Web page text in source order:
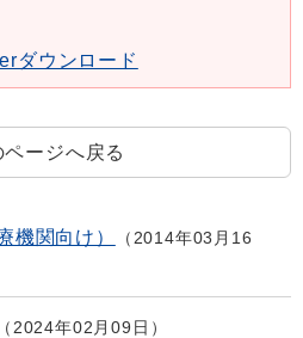
ダウンロード
ページへ戻る
機関向け）
2014年03月16
2024年02月09日